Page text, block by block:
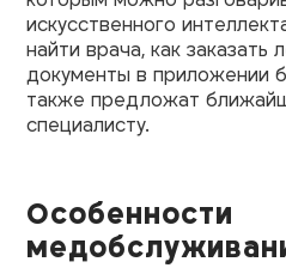
искусственного
найти врача, как заказать
документы в приложении
также предложат
специалисту.
Особенности